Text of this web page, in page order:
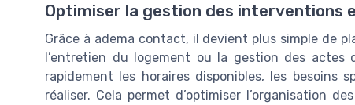
Optimiser la gestion des interventions
Grâce à adema contact, il devient plus simple de
l’entretien du logement ou la gestion des actes
rapidement les horaires disponibles, les besoins
réaliser. Cela permet d’optimiser l’organisation